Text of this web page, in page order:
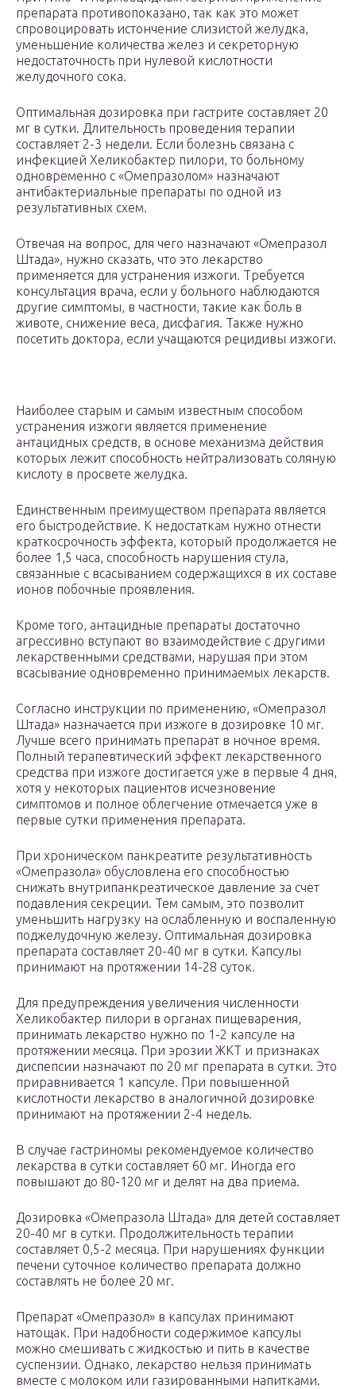
препарата противопоказано, так как это может
спровоцировать истончение слизистой желудка,
уменьшение количества желез и секреторную
недостаточность при нулевой кислотности
желудочного сока.
Оптимальная дозировка при гастрите составляет 20
мг в сутки. Длительность проведения терапии
составляет 2-3 недели. Если болезнь связана с
инфекцией Хеликобактер пилори, то больному
одновременно с «Омепразолом» назначают
антибактериальные препараты по одной из
результативных схем.
Отвечая на вопрос, для чего назначают «Омепразол
Штада», нужно сказать, что это лекарство
применяется для устранения изжоги. Требуется
консультация врача, если у больного наблюдаются
другие симптомы, в частности, такие как боль в
животе, снижение веса, дисфагия. Также нужно
посетить доктора, если учащаются рецидивы изжоги.
Наиболее старым и самым известным способом
устранения изжоги является применение
антацидных средств, в основе механизма действия
которых лежит способность нейтрализовать соляную
кислоту в просвете желудка.
Единственным преимуществом препарата является
его быстродействие. К недостаткам нужно отнести
краткосрочность эффекта, который продолжается не
более 1,5 часа, способность нарушения стула,
связанные с всасыванием содержащихся в их составе
ионов побочные проявления.
Кроме того, антацидные препараты достаточно
агрессивно вступают во взаимодействие с другими
лекарственными средствами, нарушая при этом
всасывание одновременно принимаемых лекарств.
Согласно инструкции по применению, «Омепразол
Штада» назначается при изжоге в дозировке 10 мг.
Лучше всего принимать препарат в ночное время.
Полный терапевтический эффект лекарственного
средства при изжоге достигается уже в первые 4 дня,
хотя у некоторых пациентов исчезновение
симптомов и полное облегчение отмечается уже в
первые сутки применения препарата.
При хроническом панкреатите результативность
«Омепразола» обусловлена его способностью
снижать внутрипанкреатическое давление за счет
подавления секреции. Тем самым, это позволит
уменьшить нагрузку на ослабленную и воспаленную
поджелудочную железу. Оптимальная дозировка
препарата составляет 20-40 мг в сутки. Капсулы
принимают на протяжении 14-28 суток.
Для предупреждения увеличения численности
Хеликобактер пилори в органах пищеварения,
принимать лекарство нужно по 1-2 капсуле на
протяжении месяца. При эрозии ЖКТ и признаках
диспепсии назначают по 20 мг препарата в сутки. Это
приравнивается 1 капсуле. При повышенной
кислотности лекарство в аналогичной дозировке
принимают на протяжении 2-4 недель.
В случае гастриномы рекомендуемое количество
лекарства в сутки составляет 60 мг. Иногда его
повышают до 80-120 мг и делят на два приема.
Дозировка «Омепразола Штада» для детей составляет
20-40 мг в сутки. Продолжительность терапии
составляет 0,5-2 месяца. При нарушениях функции
печени суточное количество препарата должно
составлять не более 20 мг.
Препарат «Омепразол» в капсулах принимают
натощак. При надобности содержимое капсулы
можно смешивать с жидкостью и пить в качестве
суспензии. Однако, лекарство нельзя принимать
вместе с молоком или газированными напитками.